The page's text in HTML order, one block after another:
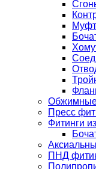
Пресс
Фитинги
ПНД